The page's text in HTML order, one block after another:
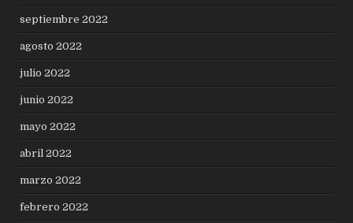
septiembre 2022
agosto 2022
julio 2022
junio 2022
mayo 2022
abril 2022
marzo 2022
febrero 2022